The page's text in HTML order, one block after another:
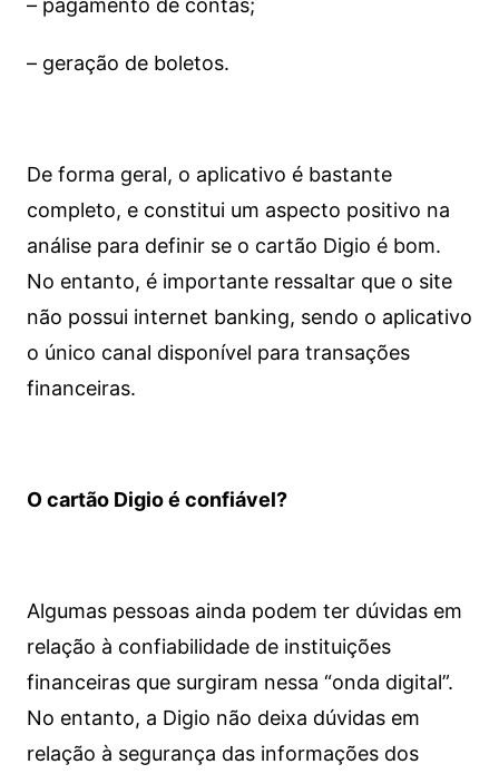
– pagamento de contas;
– geração de boletos.
De forma geral, o aplicativo é bastante
completo, e constitui um aspecto positivo na
análise para definir se o cartão Digio é bom.
No entanto, é importante ressaltar que o site
não possui internet banking, sendo o aplicativo
o único canal disponível para transações
financeiras.
O cartão Digio é confiável?
Algumas pessoas ainda podem ter dúvidas em
relação à confiabilidade de instituições
financeiras que surgiram nessa “onda digital”.
No entanto, a Digio não deixa dúvidas em
relação à segurança das informações dos